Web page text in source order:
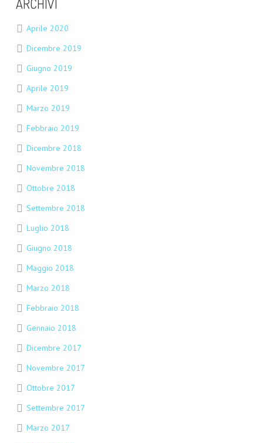
ARCHIVI
Aprile 2020
Dicembre 2019
Giugno 2019
Aprile 2019
Marzo 2019
Febbraio 2019
Dicembre 2018
Novembre 2018
Ottobre 2018
Settembre 2018
Luglio 2018
Giugno 2018
Maggio 2018
Marzo 2018
Febbraio 2018
Gennaio 2018
Dicembre 2017
Novembre 2017
Ottobre 2017
Settembre 2017
Marzo 2017